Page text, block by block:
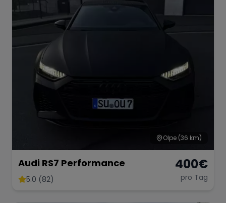
Olpe (36 km)
Audi RS7 Performance
5.0 (82)
400€
pro Tag